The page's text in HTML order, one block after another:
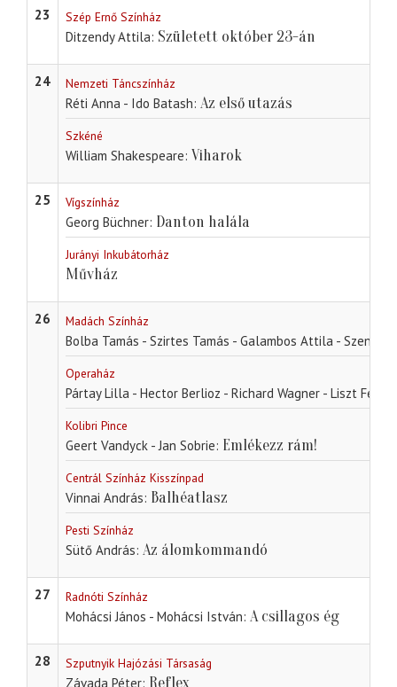
23
Szép Ernő Színház
Ditzendy Attila Született október 23-án
24 Nemzeti Táncszínház
Réti Anna - Ido Batash Az első utazás
Szkéné
William Shakespeare Viharok
25 Vígszínház
Georg Büchner Danton halála
Jurányi Inkubátorház
Művház
26 Madách Színház
Bolba Tamás - Szirtes Tamás - Galambos Attila - Szente
Operaház
Pártay Lilla - Hector Berlioz - Richard Wagner - Liszt
Kolibri Pince
Geert Vandyck - Jan Sobrie Emlékezz rám!
Centrál Színház Kisszínpad
Vinnai András Balhéatlasz
Pesti Színház
Sütő András Az álomkommandó
27 Radnóti Színház
Mohácsi János - Mohácsi István A csillagos ég
28 Szputnyik Hajózási Társaság
Závada Péter